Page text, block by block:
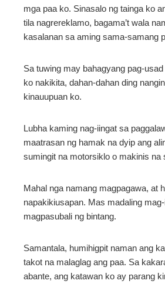
mga paa ko. Sinasalo ng tainga ko
tila nagrereklamo, bagama’t wala
kasalanan sa aming sama-samang
Sa tuwing may bahagyang pag-
ko nakikita, dahan-dahan ding
kinauupuan ko.
Lubha kaming nag-iingat sa
maatrasan ng hamak na dyip ang
sumingit na motorsiklo o makinis na
Mahal nga namang magpagawa, at
napakikiusapan. Mas madaling
magpasubali ng bintang.
Samantala, humihigpit naman ang
takot na malaglag ang paa. Sa
abante, ang katawan ko ay parang